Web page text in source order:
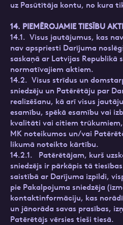
uz Pasūtītāja kontu, no kura
14. PIEMĒROJAMIE TIESĪBU
14.1. Visus jautājumus, kas
nav apspriesti Darījuma
saskaņā ar Latvijas Republikā
normatīvajiem aktiem.
14.2. Visus strīdus un
sniedzēju un Patērētāju par
realizēšanu, kā arī visus
esamību, spēkā esamību vai
kvalitāti vai citiem trūkumiem,
MK noteikumos un/vai
likumā noteikto kārtību.
14.2.1. Patērētājam, kurš
sniedzējs ir pārkāpis tā
saistībā ar Darījuma izpildi,
pie Pakalpojuma sniedzēja
kontaktinformāciju, kas
un jānorāda savas prasības,
Patērētājs vērsies tieši tiesā.